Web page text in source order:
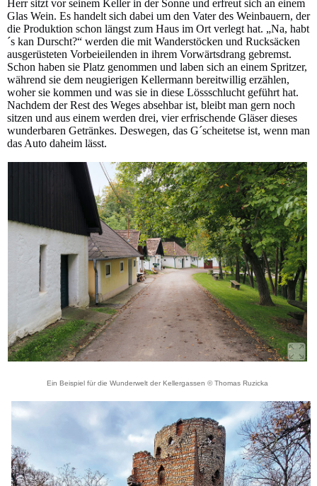
Herr sitzt vor seinem Keller in der Sonne und erfreut sich an einem
Glas Wein. Es handelt sich dabei um den Vater des Weinbauern, der
die Produktion schon längst zum Haus im Ort verlegt hat. „Na, habt
´s kan Durscht?“ werden die mit Wanderstöcken und Rucksäcken
ausgerüsteten Vorbeieilenden in ihrem Vorwärtsdrang gebremst.
Schon haben sie Platz genommen und laben sich an einem Spritzer,
während sie dem neugierigen Kellermann bereitwillig erzählen,
woher sie kommen und was sie in diese Lössschlucht geführt hat.
Nachdem der Rest des Weges absehbar ist, bleibt man gern noch
sitzen und aus einem werden drei, vier erfrischende Gläser dieses
wunderbaren Getränkes. Deswegen, das G´scheitetse ist, wenn man
das Auto daheim lässt.
Ein Beispiel für die Wunderwelt der Kellergassen © Thomas Ruzicka